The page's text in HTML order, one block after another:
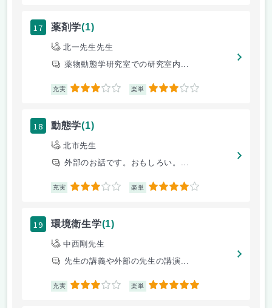
17 薬剤学(1)
北一先生先生
薬物動態学研究室での研究室内...
充実 3 楽単 3
18 動態学(1)
北市先生
外部のお話です。おもしろい。...
充実 3 楽単 4
19 環境衛生学(1)
中西剛先生
先生の講義や外部の先生の講演...
充実 3 楽単 5